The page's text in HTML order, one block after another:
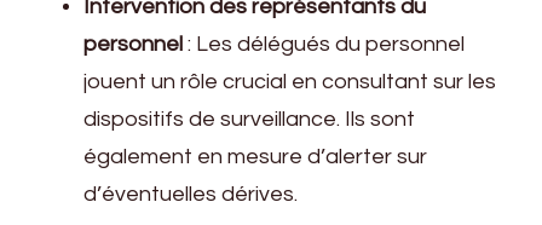
Intervention des représentants du
personnel : Les délégués du personnel
jouent un rôle crucial en consultant sur les
dispositifs de surveillance. Ils sont
également en mesure d’alerter sur
d’éventuelles dérives.